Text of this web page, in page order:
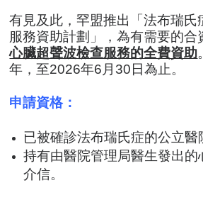
有見及此，罕盟推出「法布瑞氏
服務資助計劃」，為有需要的合
心臟超聲波檢查服務的全費資助
年，至2026年6月30日為止。
申請資格：
已被確診法布瑞氏症的公立醫
持有由醫院管理局醫生發出
介信。